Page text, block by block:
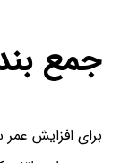
جمع
برای افزایش عمر